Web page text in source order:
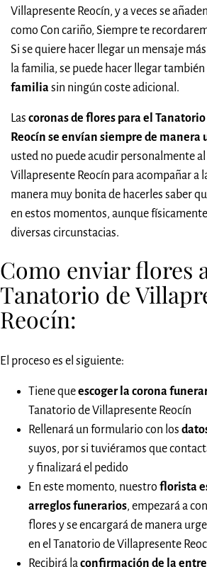
Villapresente Reocín, y a veces se
como Con cariño, Siempre te
Si se quiere hacer llegar un mensaje
la familia, se puede hacer llegar
familiasin ningún coste adicional.
Las coronas de flores para el
Reocín se envían siempre de manera
usted no puede acudir personalmente
Villapresente Reocín para acompañar a
manera muy bonita de hacerles saber
en estos momentos, aunque
diversas circunstacias.
Como enviar flores
Tanatorio de
Reocín:
El proceso es el siguiente:
Tiene queescoger la corona
Tanatorio de Villapresente Reocín
Rellenará un formulario con los
suyos, por si tuviéramos que
y finalizará el pedido
En este momento, nuestro florista
arreglos funerarios, empezará a
flores y se encargará de manera
en el Tanatorio de Villapresente
Recibirá laconfirmación de la